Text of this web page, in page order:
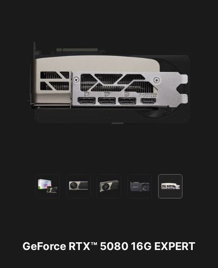
GeForce RTX™ 5080 16G EXPERT